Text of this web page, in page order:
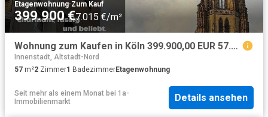
Etagenwohnung·Zum Kauf
399.900 €7.015 €/m²
Wohnung zum Kaufen in Köln 399.900,00 EUR 57.71 m²
Innenstadt, Altstadt-Nord
57 m²2 Zimmer1 BadezimmerEtagenwohnung
Seit mehr als einem Monat bei 1a-
Immobilienmarkt
Details ansehen